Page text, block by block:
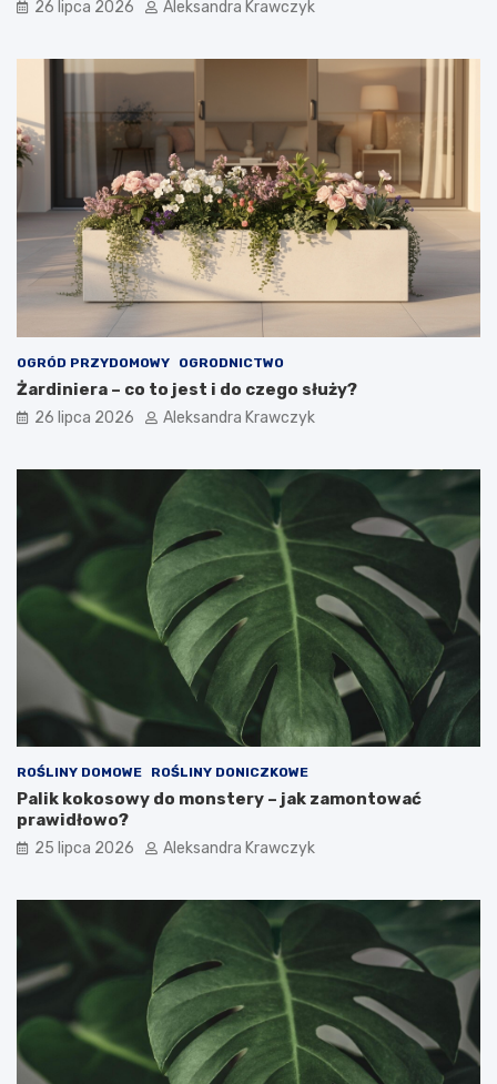
26 lipca 2026 Aleksandra Krawczyk
OGRÓD PRZYDOMOWY OGRODNICTWO
Żardiniera – co to jest i do czego służy?
26 lipca 2026 Aleksandra Krawczyk
ROŚLINY DOMOWE ROŚLINY DONICZKOWE
Palik kokosowy do monstery – jak zamontować
prawidłowo?
25 lipca 2026 Aleksandra Krawczyk